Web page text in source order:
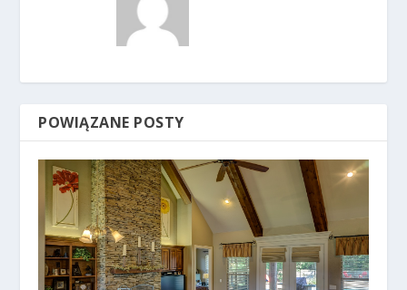
POWIĄZANE POSTY